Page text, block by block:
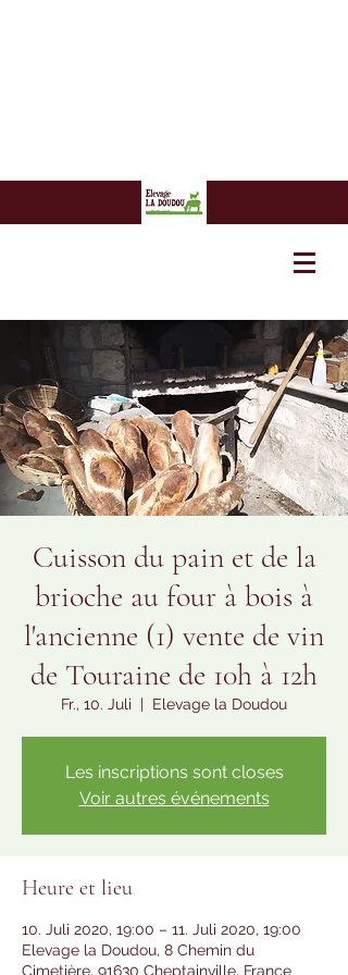
Cuisson du pain et de la
brioche au four à bois à
l'ancienne (1) vente de vin
de Touraine de 10h à 12h
Fr., 10. Juli
  |
Elevage la Doudou
Les inscriptions sont closes
Voir autres événements
Heure et lieu
10. Juli 2020, 19:00 – 11. Juli 2020, 19:00
Elevage la Doudou, 8 Chemin du
Cimetière, 91630 Cheptainville, France